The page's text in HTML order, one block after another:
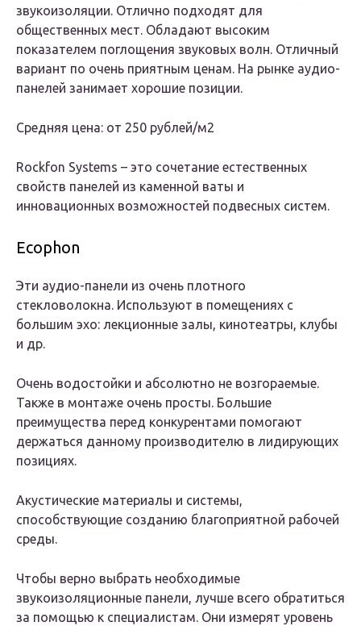
звукоизоляции. Отлично подходят для
общественных мест. Обладают высоким
показателем поглощения звуковых волн. Отличный
вариант по очень приятным ценам. На рынке аудио-
панелей занимает хорошие позиции.
Средняя цена: от 250 рублей/м2
Rockfon Systems – это сочетание естественных
свойств панелей из каменной ваты и
инновационных возможностей подвесных систем.
Ecophon
Эти аудио-панели из очень плотного
стекловолокна. Используют в помещениях с
большим эхо: лекционные залы, кинотеатры, клубы
и др.
Очень водостойки и абсолютно не возгораемые.
Также в монтаже очень просты. Большие
преимущества перед конкурентами помогают
держаться данному производителю в лидирующих
позициях.
Акустические материалы и системы,
способствующие созданию благоприятной рабочей
среды.
Чтобы верно выбрать необходимые
звукоизоляционные панели, лучше всего обратиться
за помощью к специалистам. Они измерят уровень